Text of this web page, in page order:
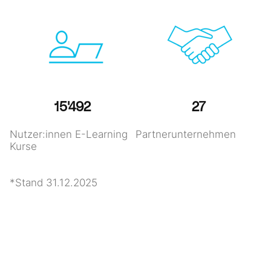
15'616
Nutzer:innen E-Learning
Kurse
27
Partnerunternehmen
*Stand 31.12.2025